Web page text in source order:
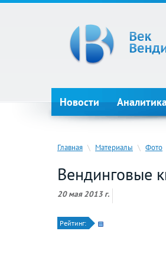
Новости Аналитика
Главная \ Материалы \ Фото
Вендинговые
20 мая 2013 г.
Рейтинг: